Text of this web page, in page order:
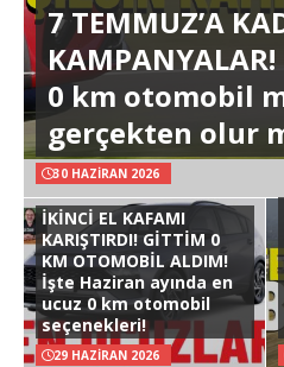
7 TEMMUZ’A
0 km otomobil
gerçekten olur
30 HAZIRAN 2026
İKİNCİ EL KAFAMI
KARIŞTIRDI! GİTTİM 0
KM OTOMOBİL ALDIM!
İşte Haziran ayında en
ucuz 0 km otomobil
seçenekleri!
29 HAZIRAN 2026